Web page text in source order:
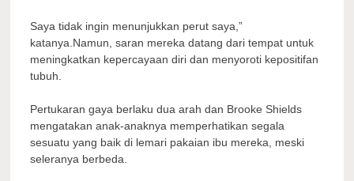
Saya tidak ingin menunjukkan perut saya,”
katanya.Namun, saran mereka datang dari tempat untuk
meningkatkan kepercayaan diri dan menyoroti kepositifan
tubuh.
Pertukaran gaya berlaku dua arah dan Brooke Shields
mengatakan anak-anaknya memperhatikan segala
sesuatu yang baik di lemari pakaian ibu mereka, meski
seleranya berbeda.